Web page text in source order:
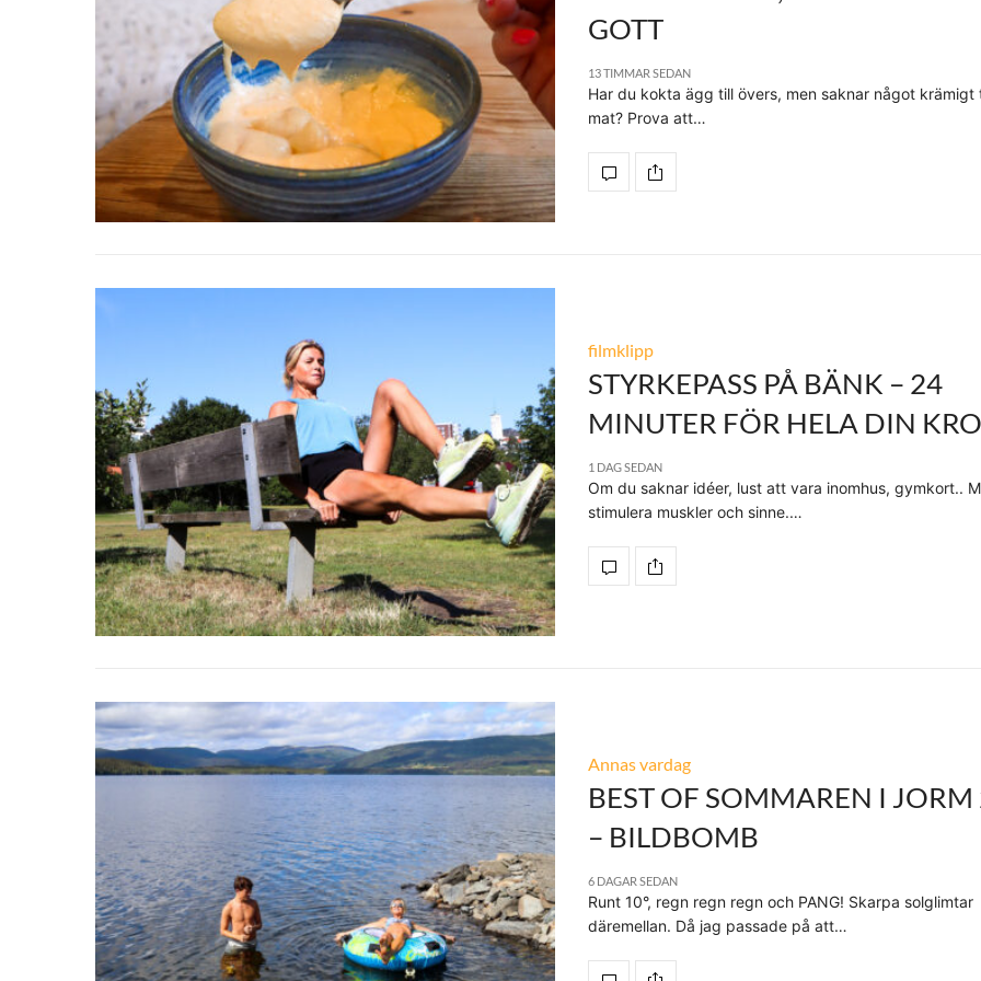
GOTT
13 TIMMAR SEDAN
Har du kokta ägg till övers, men saknar något krämigt
mat? Prova att…
filmklipp
STYRKEPASS PÅ BÄNK – 24
MINUTER FÖR HELA DIN
1 DAG SEDAN
Om du saknar idéer, lust att vara inomhus, gymkort..
stimulera muskler och sinne.…
Annas vardag
BEST OF SOMMAREN I
– BILDBOMB
6 DAGAR SEDAN
Runt 10°, regn regn regn och PANG! Skarpa solglimtar
däremellan. Då jag passade på att…